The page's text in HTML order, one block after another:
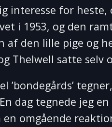
interesse for
i 1953, og den
af den lille pige og
Thelwell satte selv
’bondegårds’
dag tegnede jeg
omgående